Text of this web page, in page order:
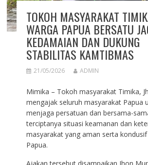
TOKOH MASYARAKAT
WARGA PAPUA BERSATU
KEDAMAIAN DAN DUKUNG
STABILITAS KAMTIBMAS
21/05/2026 ADMIN
Mimika – Tokoh masyarakat Timika,
mengajak seluruh masyarakat Papua
menjaga persatuan dan bersama-
terciptanya situasi keamanan dan
masyarakat yang aman serta
Papua.